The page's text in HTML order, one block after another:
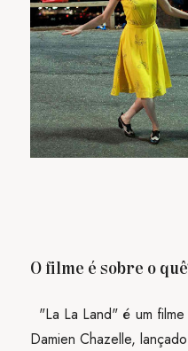
O filme é sobre o
"La La Land" é um
Damien Chazelle,